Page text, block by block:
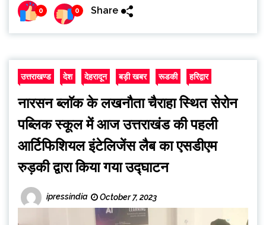
0 0 Share
उत्तराखण्ड देश देहरादून बड़ी खबर रूडकी हरिद्वार
नारसन ब्लाॅक के लखनौता चैराहा स्थित सेरोन
पब्लिक स्कूल में आज उत्तराखंड की पहली
आर्टिफिशियल इंटेलिजेंस लैब का एसडीएम
रुड़की द्वारा किया गया उद्घाटन
ipressindia October 7, 2023